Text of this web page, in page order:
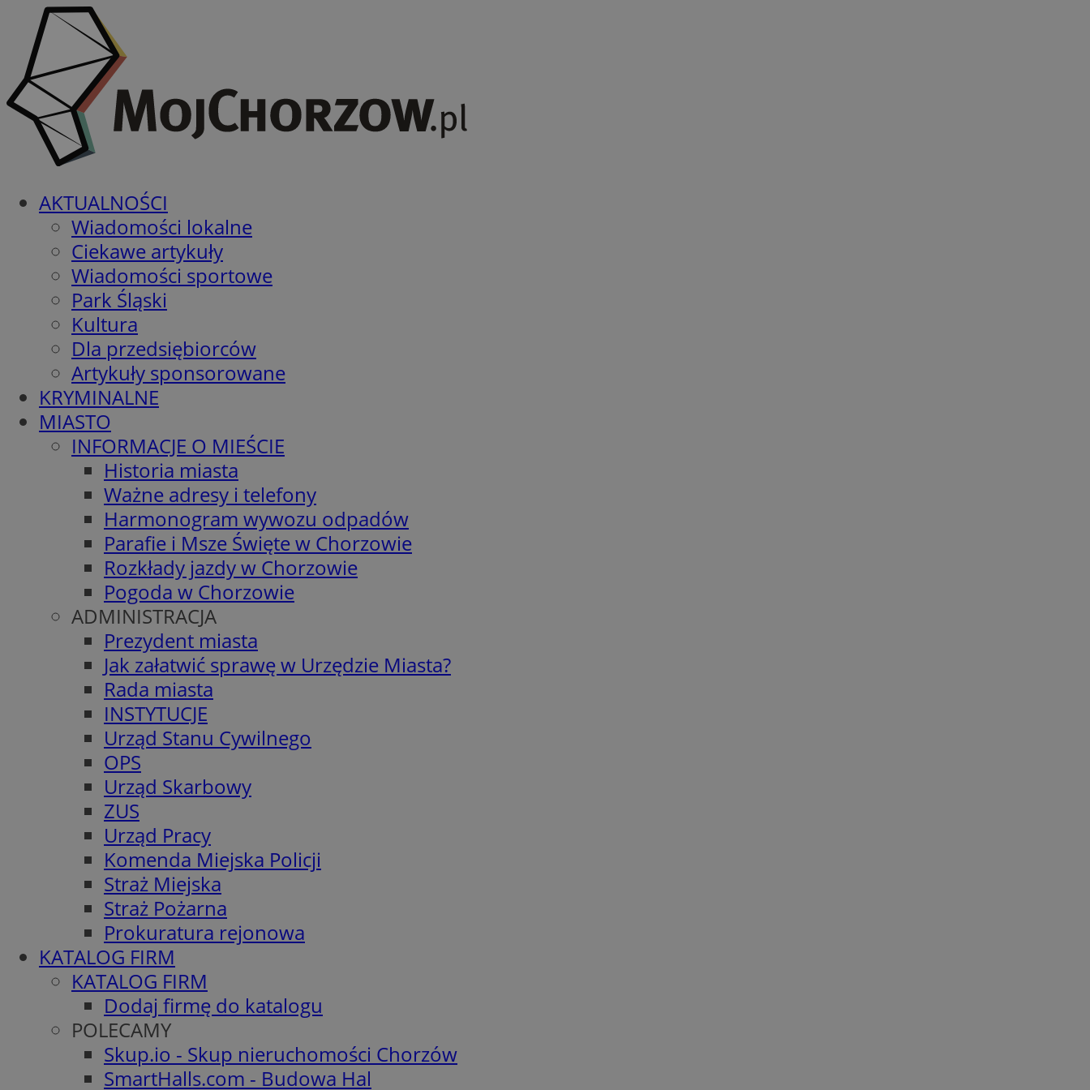
AKTUALNOŚCI
Wiadomości lokalne
Ciekawe artykuły
Wiadomości sportowe
Park Śląski
Kultura
Dla przedsiębiorców
Artykuły sponsorowane
KRYMINALNE
MIASTO
INFORMACJE O MIEŚCIE
Historia miasta
Ważne adresy i telefony
Harmonogram wywozu odpadów
Parafie i Msze Święte w Chorzowie
Rozkłady jazdy w Chorzowie
Pogoda w Chorzowie
ADMINISTRACJA
Prezydent miasta
Jak załatwić sprawę w Urzędzie Miasta?
Rada miasta
INSTYTUCJE
Urząd Stanu Cywilnego
OPS
Urząd Skarbowy
ZUS
Urząd Pracy
Komenda Miejska Policji
Straż Miejska
Straż Pożarna
Prokuratura rejonowa
KATALOG FIRM
KATALOG FIRM
Dodaj firmę do katalogu
POLECAMY
Skup.io - Skup nieruchomości Chorzów
SmartHalls.com - Budowa Hal